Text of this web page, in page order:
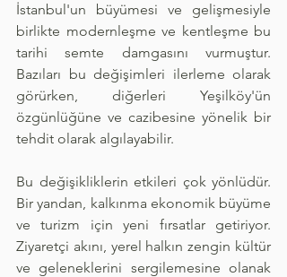
İstanbul'un büyümesi ve gelişmesiyle
birlikte modernleşme ve kentleşme bu
tarihi semte damgasını vurmuştur.
Bazıları bu değişimleri ilerleme olarak
görürken, diğerleri Yeşilköy'ün
özgünlüğüne ve cazibesine yönelik bir
tehdit olarak algılayabilir.
Bu değişikliklerin etkileri çok yönlüdür.
Bir yandan, kalkınma ekonomik büyüme
ve turizm için yeni fırsatlar getiriyor.
Ziyaretçi akını, yerel halkın zengin kültür
ve geleneklerini sergilemesine olanak